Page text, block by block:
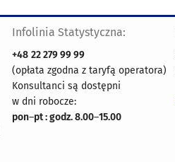
Infolinia Statystyczna:
+48 22 279 99 99
(opłata zgodna z taryfą operatora)
Konsultanci są dostępni
w dni robocze:
pon–pt : godz. 8.00–15.00